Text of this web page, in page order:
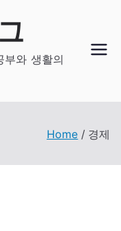
부와 생활의
Home 경제